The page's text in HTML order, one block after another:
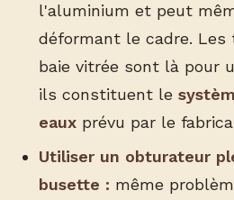
l'aluminium et peut
déformant le cadre. Les
baie vitrée sont là pour
ils constituent le
eauxprévu par le
Utiliser un obturateur
busette : même